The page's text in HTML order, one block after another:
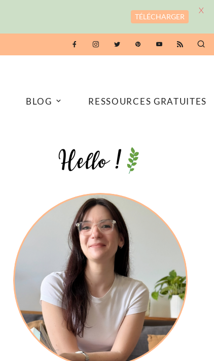
BLOG RESSOURCES GRATUITES
TÉLÉCHARGER
X